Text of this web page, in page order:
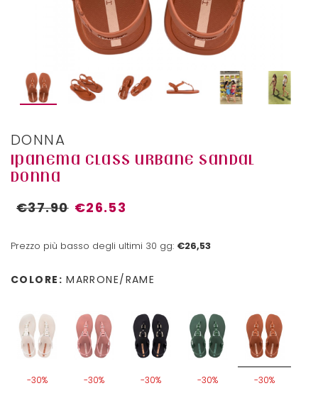
DONNA
IPANEMA CLASS URBANE SANDAL
DONNA
€37.90 €26.53
Prezzo più basso degli ultimi 30 gg: €26,53
COLORE: MARRONE/RAME
-30% -30% -30% -30% -30%